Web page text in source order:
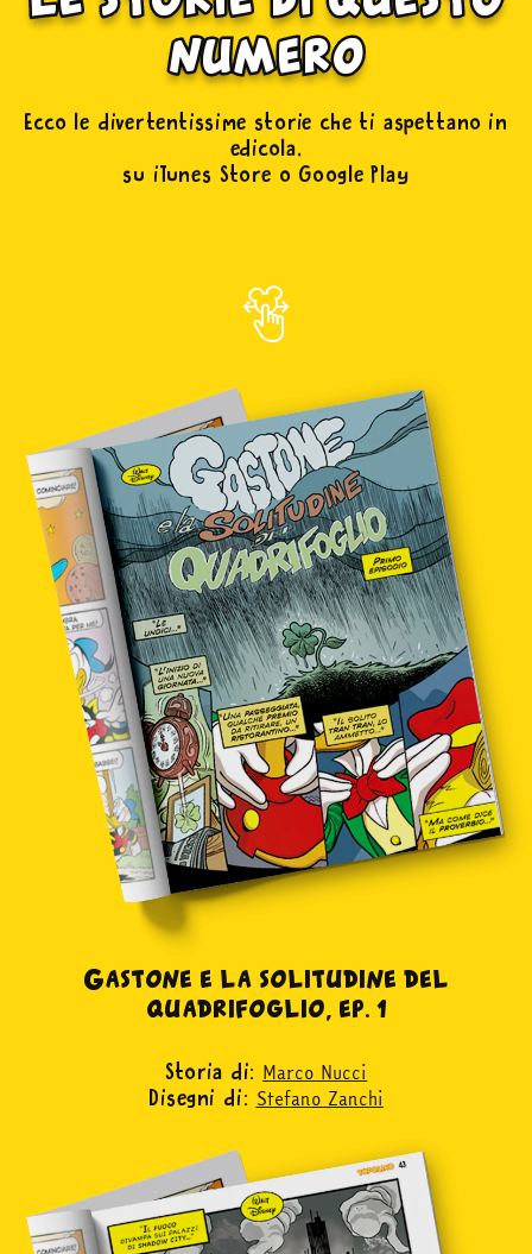
numero
Ecco le divertentissime storie che ti aspettano in
edicola,
su iTunes Store o Google Play
Gastone e la solitudine del
quadrifoglio, ep. 1
Storia di: Marco Nucci
Disegni di: Stefano Zanchi